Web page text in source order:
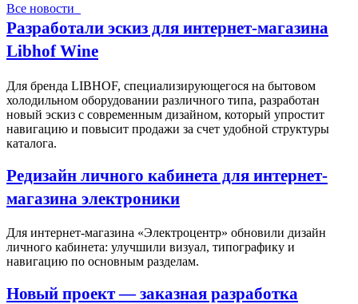
Все новости
Разработали эскиз для интернет-магазина
Libhof Wine
Для бренда LIBHOF, специализирующегося на бытовом
холодильном оборудовании различного типа, разработан
новый эскиз с современным дизайном, который упростит
навигацию и повысит продажи за счет удобной структуры
каталога.
Редизайн личного кабинета для интернет-
магазина электроники
Для интернет-магазина «Электроцентр» обновили дизайн
личного кабинета: улучшили визуал, типографику и
навигацию по основным разделам.
Новый проект — заказная разработка